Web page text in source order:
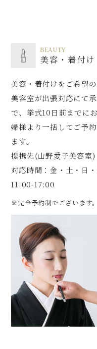
BEAUTY
美容・着付け
美容・着付けをご希望
美容室が出張対応にて承
で、挙式10日前までに
婦様より一括してご予
ます。
提携先(山野愛子美容室
対応時間：金・土・日
11:00-17:00
※完全予約制でございます。